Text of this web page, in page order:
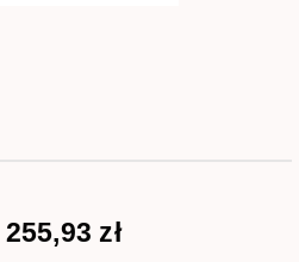
255,93 zł